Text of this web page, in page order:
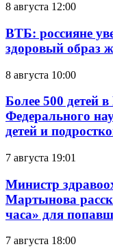
8 августа 12:00
ВТБ: россияне
здоровый образ
8 августа 10:00
Более 500 детей
Федерального
детей и
7 августа 19:01
Министр
Мартынова
часа» для
7 августа 18:00